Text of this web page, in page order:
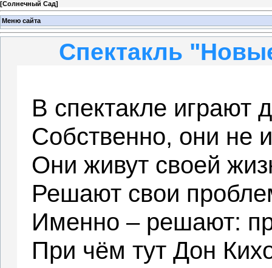
[Солнечный Сад]
Меню сайта
Спектакль
В спектакле играют
Собственно, они не
Они живут своей
Решают свои
Именно – решают:
При чём тут Дон